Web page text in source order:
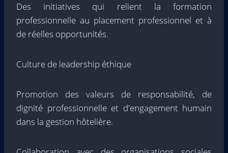
Des initiatives qui relient la formation
professionnelle au placement professionnel et à
de réelles opportunités.
Culture de leadership éthique
Promotion des valeurs de responsabilité, de
dignité professionnelle et d'engagement humain
dans la gestion hôtelière.